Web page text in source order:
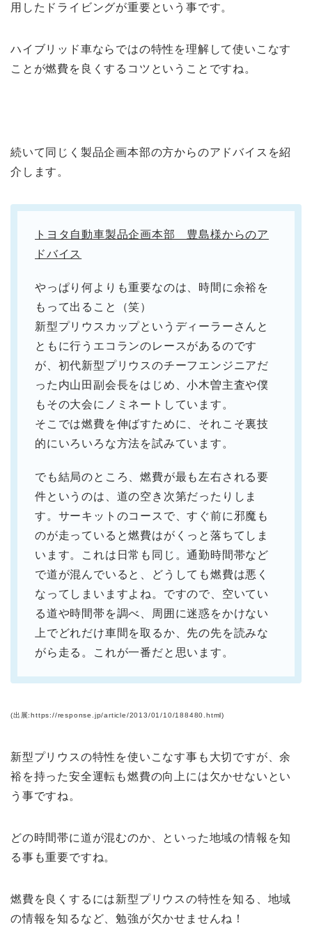
用したドライビングが重要という事です。
ハイブリッド車ならではの特性を理解して使いこなす
ことが燃費を良くするコツということですね。
続いて同じく製品企画本部の方からのアドバイスを紹
介します。
トヨタ自動車製品企画本部 豊島様からのア
ドバイス
やっぱり何よりも重要なのは、時間に余裕を
もって出ること（笑）
新型プリウスカップというディーラーさんと
ともに行うエコランのレースがあるのです
が、初代新型プリウスのチーフエンジニアだ
った内山田副会長をはじめ、小木曽主査や僕
もその大会にノミネートしています。
そこでは燃費を伸ばすために、それこそ裏技
的にいろいろな方法を試みています。
でも結局のところ、燃費が最も左右される要
件というのは、道の空き次第だったりしま
す。サーキットのコースで、すぐ前に邪魔も
のが走っていると燃費はがくっと落ちてしま
います。これは日常も同じ。通勤時間帯など
で道が混んでいると、どうしても燃費は悪く
なってしまいますよね。ですので、空いてい
る道や時間帯を調べ、周囲に迷惑をかけない
上でどれだけ車間を取るか、先の先を読みな
がら走る。これが一番だと思います。
(出展:https://response.jp/article/2013/01/10/188480.html)
新型プリウスの特性を使いこなす事も大切ですが、余
裕を持った安全運転も燃費の向上には欠かせないとい
う事ですね。
どの時間帯に道が混むのか、といった地域の情報を知
る事も重要ですね。
燃費を良くするには新型プリウスの特性を知る、地域
の情報を知るなど、勉強が欠かせませんね！